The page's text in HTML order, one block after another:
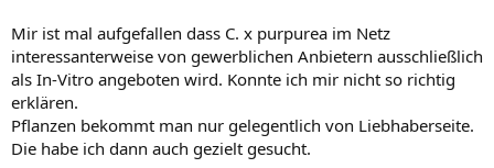
Mir ist mal aufgefallen dass C. x purpurea im Netz
interessanterweise von gewerblichen Anbietern ausschließlich
als In-Vitro angeboten wird. Konnte ich mir nicht so richtig
erklären.
Pflanzen bekommt man nur gelegentlich von Liebhaberseite.
Die habe ich dann auch gezielt gesucht.